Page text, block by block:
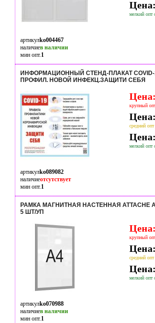
мелкий опт
артикулko004467
наличиев наличии
мин опт.1
ИНФОРМАЦИОННЫЙ СТЕНД-ПЛАКАТ COVID-
ПРОФИЛ. НОВОЙ ИНФЕКЦ.ЗАЩИТИ СЕБЯ
крупный
средний
мелкий опт
артикулko089082
наличиеотсутствует
мин опт.1
РАМКА МАГНИТНАЯ НАСТЕННАЯ ATTACHE
5 ШТ/УП
крупный
средний
мелкий опт
артикулko070988
наличиев наличии
мин опт.1